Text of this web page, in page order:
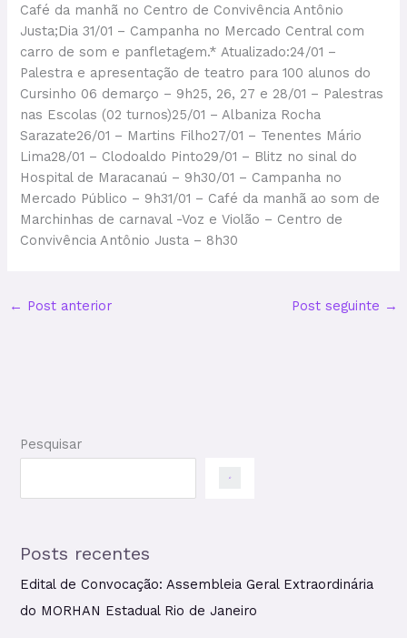
Café da manhã no Centro de Convivência Antônio
Justa;Dia 31/01 – Campanha no Mercado Central com
carro de som e panfletagem.* Atualizado:24/01 –
Palestra e apresentação de teatro para 100 alunos do
Cursinho 06 demarço – 9h25, 26, 27 e 28/01 – Palestras
nas Escolas (02 turnos)25/01 – Albaniza Rocha
Sarazate26/01 – Martins Filho27/01 – Tenentes Mário
Lima28/01 – Clodoaldo Pinto29/01 – Blitz no sinal do
Hospital de Maracanaú – 9h30/01 – Campanha no
Mercado Público – 9h31/01 – Café da manhã ao som de
Marchinhas de carnaval -Voz e Violão – Centro de
Convivência Antônio Justa – 8h30
← Post anterior Post seguinte →
Pesquisar
Posts recentes
Edital de Convocação: Assembleia Geral Extraordinária
do MORHAN Estadual Rio de Janeiro